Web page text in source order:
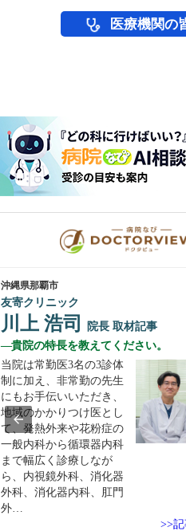
医療機関の
沖縄県那覇市
友寄クリニック
川上 浩司 院長 取材記事
貴院の特長を教えてください。
当院は常勤医3名の3診体
制に加え、非常勤の先生
にもお手伝いいただき、
地域のかかりつけ医とし
て、発熱外来や花粉症の
一般内科から循環器内科
まで幅広く診療しなが
ら、内視鏡外科、消化器
外科、消化器内科、肛門
外…
>>